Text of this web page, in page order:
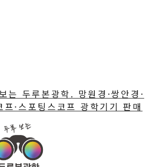
는 두루본광학. 망원경·쌍안경·
프·스포팅스코프 광학기기 판매